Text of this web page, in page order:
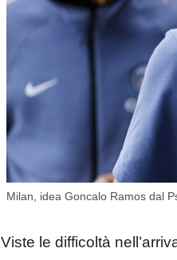
Milan, idea Goncalo Ramos dal
Viste le difficoltà